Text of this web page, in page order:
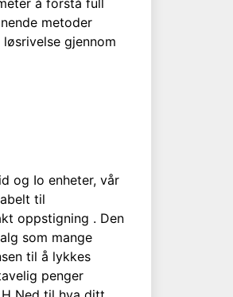
å forstå full
metoder
gjennom
og Io enheter, vår
til
oppstigning . Den
som mange
til å lykkes
penger